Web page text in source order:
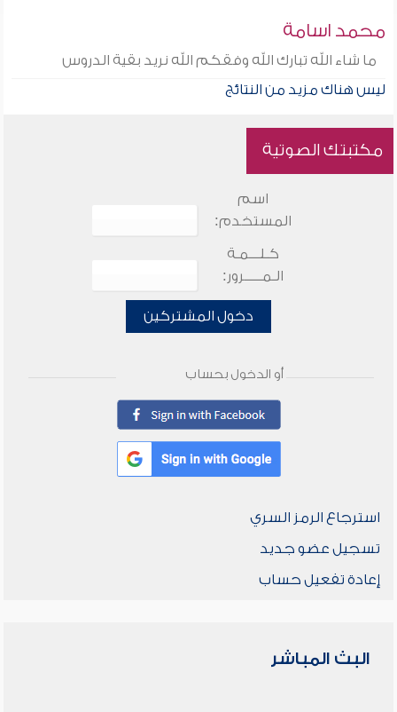
محمد اسامة
ما شاء الله تبارك الله وفقكم الله نريد بقية الدروس
ليس هناك مزيد من النتائج
مكتبتك الصوتية
اسم
المستخدم:
كـلـــمـة
الـمـــــرور:
دخول المشتركين
أو الدخول بحساب
استرجاع الرمز السري
تسجيل عضو جديد
إعادة تفعيل حساب
البث المباشر